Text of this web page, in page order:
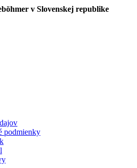
v Slovenskej republike
podmienky